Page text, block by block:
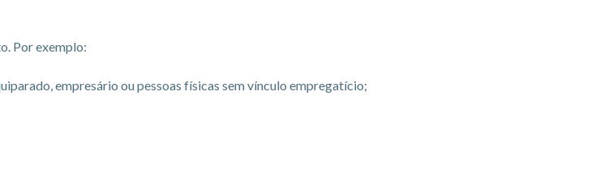
Por exemplo:
empresário ou pessoas físicas sem vínculo empregatício;